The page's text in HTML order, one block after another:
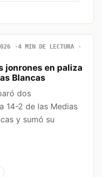
4 MIN DE LECTURA
jonrones en paliza
Blancas
dos
14-2 de las Medias
y sumó su